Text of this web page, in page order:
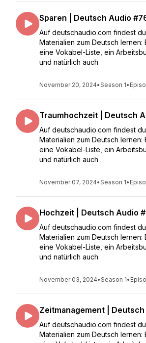
Sparen | Deutsch Audio
Auf deutschaudio.com findest
Materialien zum Deutsch lernen:
eine Vokabel-Liste, ein
und natürlich auch
November 20, 2024•Season 1•
Traumhochzeit | Deutsch
Auf deutschaudio.com findest
Materialien zum Deutsch lernen:
eine Vokabel-Liste, ein
und natürlich auch
November 07, 2024•Season 1•
Hochzeit | Deutsch Audio
Auf deutschaudio.com findest
Materialien zum Deutsch lernen:
eine Vokabel-Liste, ein
und natürlich auch
November 03, 2024•Season 1•
Zeitmanagement |
Auf deutschaudio.com findest
Materialien zum Deutsch lernen: